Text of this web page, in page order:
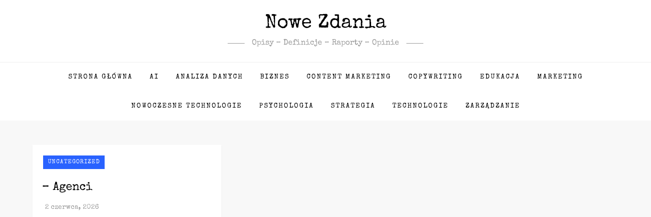
Nowe Zdania
Opisy – Definicje – Raporty – Opinie
STRONA GŁÓWNA AI ANALIZA DANYCH BIZNES CONTENT MARKETING COPYWRITING EDUKACJA MARKETING
NOWOCZESNE TECHNOLOGIE PSYCHOLOGIA STRATEGIA TECHNOLOGIE ZARZĄDZANIE
UNCATEGORIZED
– Agenci